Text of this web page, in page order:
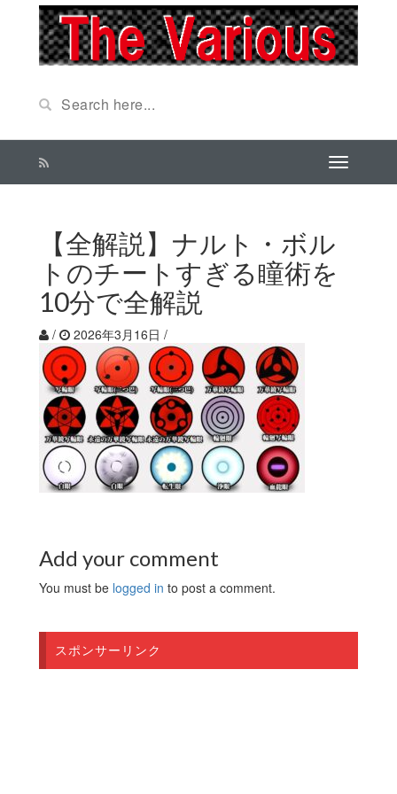
【全解説】ナルト・ボル
トのチートすぎる瞳術を
10分で全解説
/ 2026年3月16日 /
Add your comment
You must be logged in to post a comment.
スポンサーリンク